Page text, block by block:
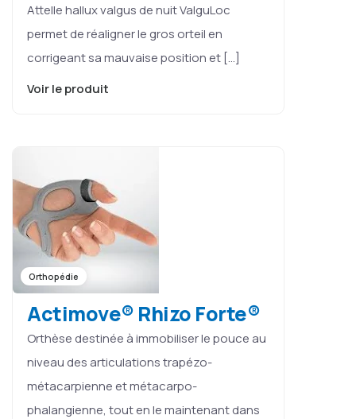
Attelle hallux valgus de nuit ValguLoc
permet de réaligner le gros orteil en
corrigeant sa mauvaise position et […]
Voir le produit
Orthopédie
Actimove® Rhizo Forte®
Orthèse destinée à immobiliser le pouce au
niveau des articulations trapézo-
métacarpienne et métacarpo-
phalangienne, tout en le maintenant dans